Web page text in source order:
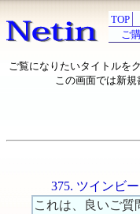
TOP
ご
ご覧になりたいタイトルを
この画面では新規
375. ツインビ
これは、良いご質